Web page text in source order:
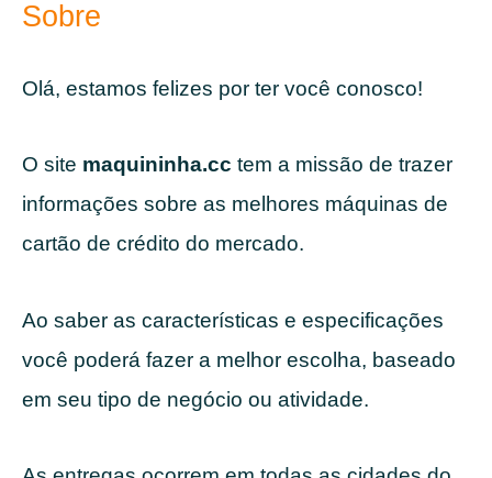
Sobre
Olá, estamos felizes por ter você conosco!
O site maquininha.cc tem a missão de trazer
informações sobre as melhores máquinas de
cartão de crédito do mercado.
Ao saber as características e especificações
você poderá fazer a melhor escolha, baseado
em seu tipo de negócio ou atividade.